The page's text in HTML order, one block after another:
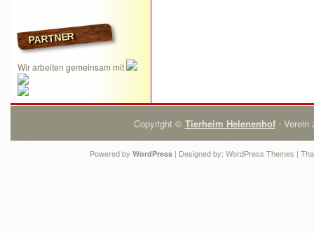
PARTNER
Wir arbeiten gemeinsam mit
Copyright © Tierheim Helenenhof- Verein
Powered by WordPress | Designed by: WordPress Themes |